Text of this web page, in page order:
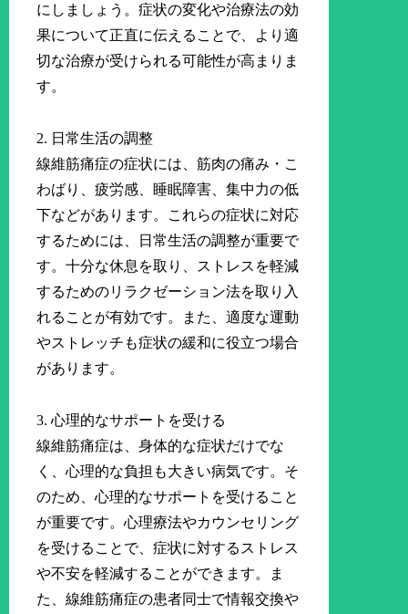
にしましょう。症状の変化や治療法の効
果について正直に伝えることで、より適
切な治療が受けられる可能性が高まりま
す。
2. 日常生活の調整
線維筋痛症の症状には、筋肉の痛み・こ
わばり、疲労感、睡眠障害、集中力の低
下などがあります。これらの症状に対応
するためには、日常生活の調整が重要で
す。十分な休息を取り、ストレスを軽減
するためのリラクゼーション法を取り入
れることが有効です。また、適度な運動
やストレッチも症状の緩和に役立つ場合
があります。
3. 心理的なサポートを受ける
線維筋痛症は、身体的な症状だけでな
く、心理的な負担も大きい病気です。そ
のため、心理的なサポートを受けること
が重要です。心理療法やカウンセリング
を受けることで、症状に対するストレス
や不安を軽減することができます。ま
た、線維筋痛症の患者同士で情報交換や